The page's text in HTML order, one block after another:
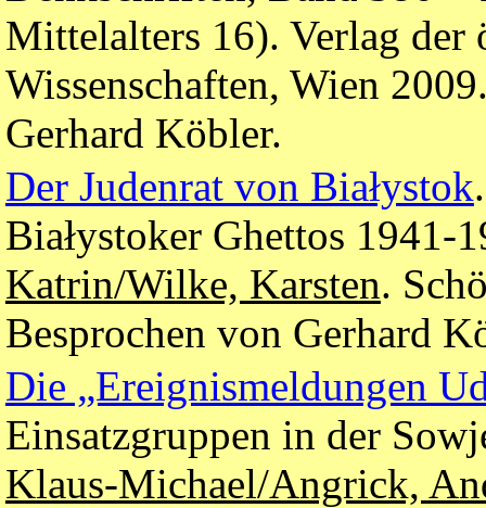
Mittelalters 16). Verlag der
Wissenschaften, Wien
Gerhard Köbler.
Der Judenrat von Białystok
Białystoker Ghettos 1941-
Katrin/Wilke, Karsten.
Besprochen von Gerhard
Die „Ereignismeldungen
Einsatzgruppen in der
Klaus-Michael/Angrick,